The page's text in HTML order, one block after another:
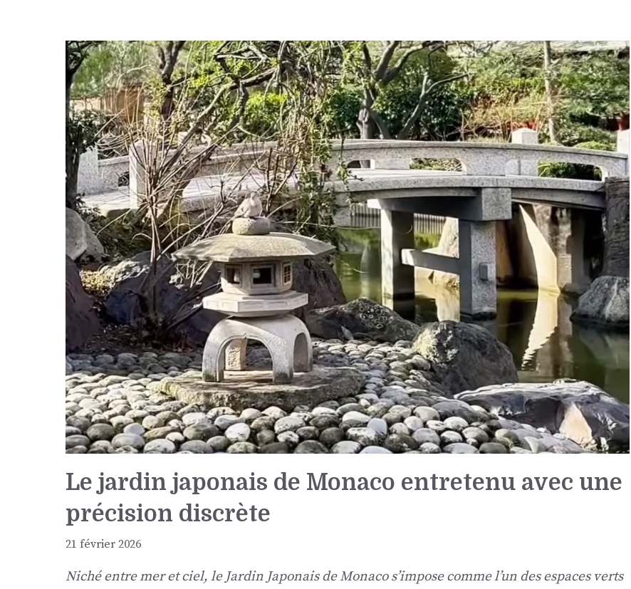
Le jardin japonais de Monaco entretenu avec une
précision discrète
21 février 2026
Niché entre mer et ciel, le Jardin Japonais de Monaco s’impose comme l’un des espaces verts